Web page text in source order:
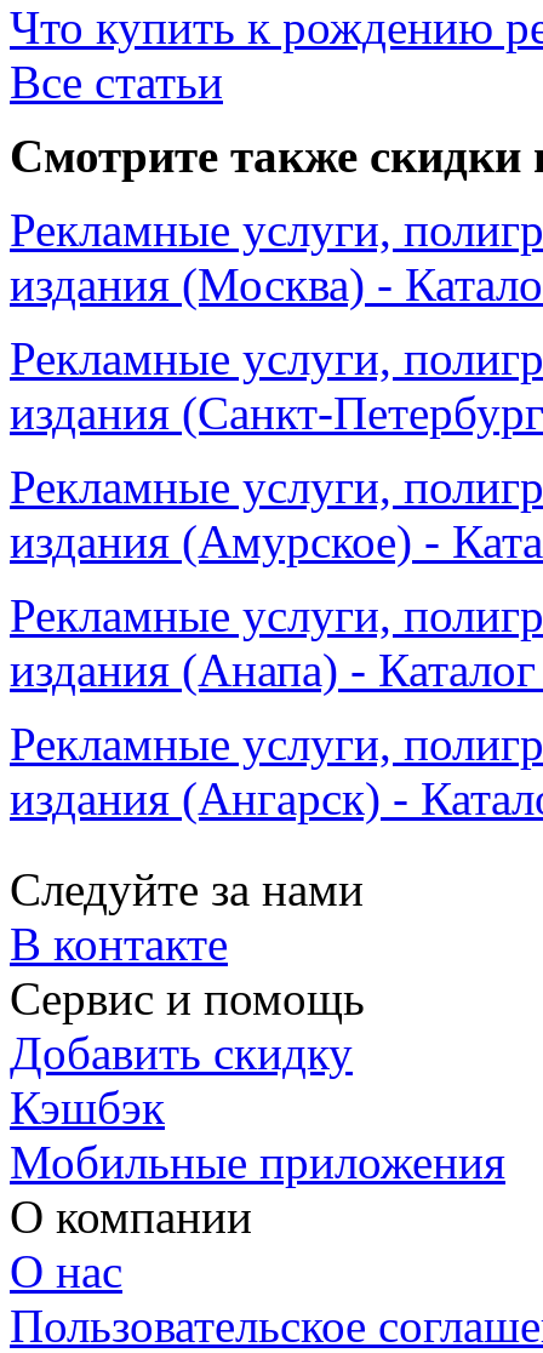
Что купить к рождению
Все статьи
Смотрите также скидки
Рекламные услуги,
издания (Москва) -
Рекламные услуги,
издания (Санкт-
Рекламные услуги,
издания (Амурское) -
Рекламные услуги,
издания (Анапа) -
Рекламные услуги,
издания (Ангарск) -
Следуйте за нами
В контакте
Сервис и помощь
Добавить скидку
Кэшбэк
Мобильные приложения
О компании
О нас
Пользовательское